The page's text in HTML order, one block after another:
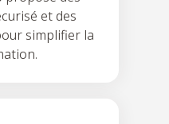
et des
simplifier la